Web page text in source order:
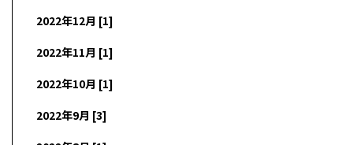
2022年12月 [1]
2022年11月 [1]
2022年10月 [1]
2022年9月 [3]